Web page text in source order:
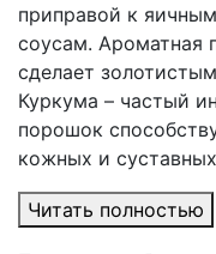
приправой к
соусам. Ароматная
сделает
Куркума – частый
порошок
кожных и
Читать полностью